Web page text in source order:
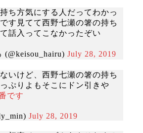
ち方気にする人だってわかっ
す見てて西野七瀬の箸の持ち
話入ってこなかったぞい
July 28, 2019
いけど、西野七瀬の箸の持ち
ぷりよもそこにドン引きや
です
July 28, 2019